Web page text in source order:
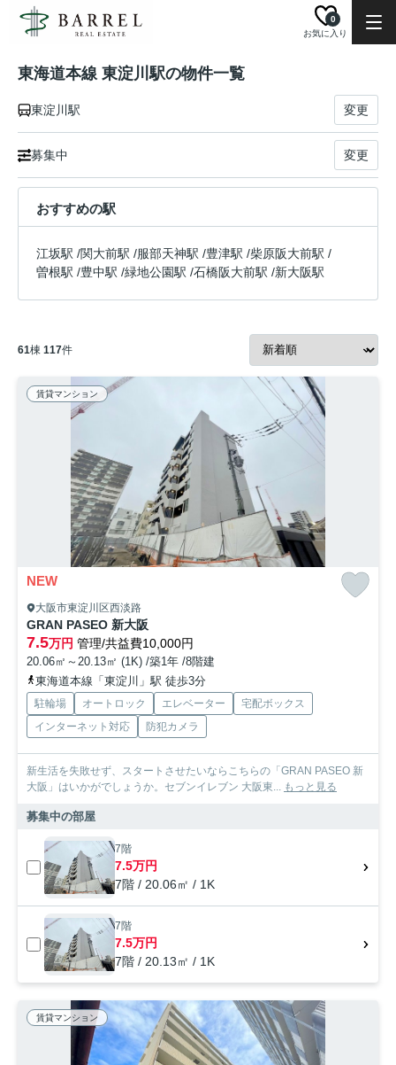
お気に入り
0
東海道本線 東淀川駅の物件一覧
東淀川駅 変更
募集中 変更
おすすめの駅
江坂駅 /関大前駅 /服部天神駅 /豊津駅 /柴原阪大前駅 /
曽根駅 /豊中駅 /緑地公園駅 /石橋阪大前駅 /新大阪駅
61棟 117件
賃貸マンション
NEW
大阪市東淀川区西淡路
GRAN PASEO 新大阪
7.5万円 管理/共益費10,000円
20.06㎡～20.13㎡ (1K) /築1年 /8階建
東海道本線「東淀川」駅 徒歩3分
駐輪場 オートロック エレベーター
宅配ボックス
インターネット対応
防犯カメラ
新生活を失敗せず、スタートさせたいならこちらの「GRAN PASEO 新
大阪」はいかがでしょうか。セブンイレブン 大阪東... もっと見る
募集中の部屋
7階
7.5万円
7階 / 20.06㎡ / 1K
7階
7.5万円
7階 / 20.13㎡ / 1K
賃貸マンション